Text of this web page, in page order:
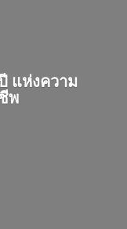
แห่งความ
พ